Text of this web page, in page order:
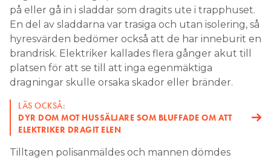
på eller gå in i sladdar som dragits ute i trapphuset.
En del av sladdarna var trasiga och utan isolering, så
hyresvärden bedömer också att de har inneburit en
brandrisk. Elektriker kallades flera gånger akut till
platsen för att se till att inga egenmäktiga
dragningar skulle orsaka skador eller bränder.
LÄS OCKSÅ:
DYR DOM MOT HUSSÄLJARE SOM BLUFFADE OM ATT
ELEKTRIKER DRAGIT ELEN
Tilltagen polisanmäldes och mannen dömdes